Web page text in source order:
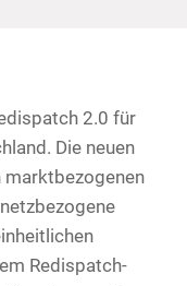
2.0 für
Die neuen
marktbezogenen
Redispatch-